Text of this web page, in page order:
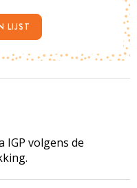
IGP volgens de
LIJST